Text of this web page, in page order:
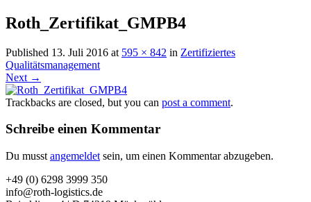
Roth_Zertifikat_GMPB4
Published 13. Juli 2016 at 595 × 842 in Zertifiziertes
Qualitätsmanagement
Next →
Trackbacks are closed, but you can post a comment.
Schreibe einen Kommentar
Du musst angemeldet sein, um einen Kommentar abzugeben.
+49 (0) 6298 3999 350
info@roth-logistics.de